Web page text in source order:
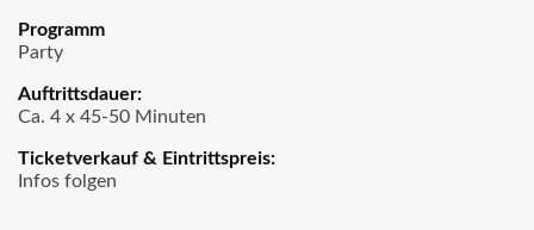
Programm
Party
Auftrittsdauer:
Ca. 4 x 45-50 Minuten
Ticketverkauf & Eintrittspreis:
Infos folgen